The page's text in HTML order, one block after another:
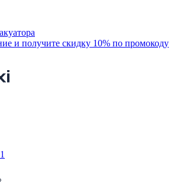
и получите скидку 10% по промокоду